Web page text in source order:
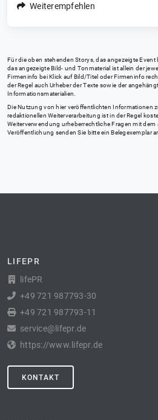
Weiterempfehlen
Für die oben stehenden Storys, das angezeigte
das angezeigte Bild- und Tonmaterial ist allein der
Firmeninfo bei Klick auf Bild/Titel oder Firmeninfo
der Regel auch Urheber der Texte sowie der
Informationsmaterialien.
Die Nutzung von hier veröffentlichten Informationen
redaktionellen Weiterverarbeitung ist in der Regel
Weiterverwendung urheberrechtliche Fragen mit dem
Veröffentlichung senden Sie bitte ein Belegexemplar
LIFEPR
lifePR
+49 721 987793-30
+49 721 987793-11
service@lifepr.de
https://www.lifepr.de
KONTAKT